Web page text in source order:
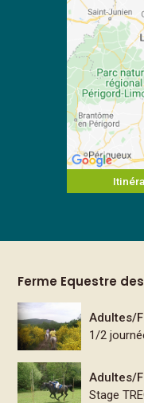
Ferme Equestre
Adultes/
1/2
Adultes/
Stage